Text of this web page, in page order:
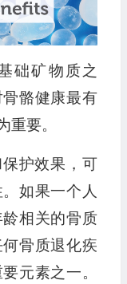
础矿物质之
骼健康最有
重要。
护效果，可
如果一个人
相关的骨质
骨质退化疾
元素之一。